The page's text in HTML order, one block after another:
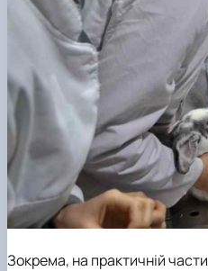
Зокрема, на практичній